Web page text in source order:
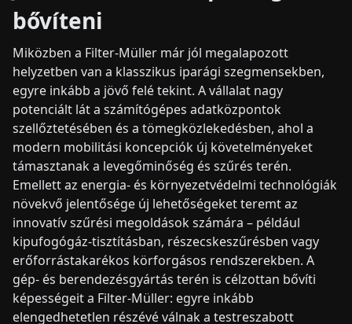
bővíteni
Miközben a Filter-Müller már jól megalapozott
helyzetben van a klasszikus iparági szegmensekben,
egyre inkább a jövő felé tekint. A vállalat nagy
potenciált lát a számítógépes adatközpontok
szellőztetésében és a tömegközlekedésben, ahol a
modern mobilitási koncepciók új követelményeket
támasztanak a levegőminőség és szűrés terén.
Emellett az energia- és környezetvédelmi technológiák
növekvő jelentősége új lehetőségeket teremt az
innovatív szűrési megoldások számára – például
kipufogógáz-tisztításban, részecskeszűrésben vagy
erőforrástakarékos körforgásos rendszerekben. A
gép- és berendezésgyártás terén is célzottan bővíti
képességeit a Filter-Müller: egyre inkább
elengedhetetlen részévé válnak a testreszabott